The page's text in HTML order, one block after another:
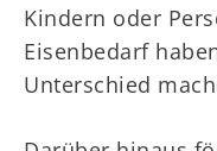
Kindern oder
Eisenbedarf
Unterschied